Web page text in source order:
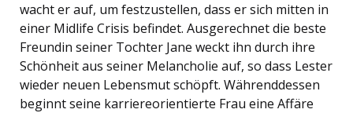
wacht er auf, um festzustellen, dass er sich mitten in
einer Midlife Crisis befindet. Ausgerechnet die beste
Freundin seiner Tochter Jane weckt ihn durch ihre
Schönheit aus seiner Melancholie auf, so dass Lester
wieder neuen Lebensmut schöpft. Währenddessen
beginnt seine karriereorientierte Frau eine Affäre